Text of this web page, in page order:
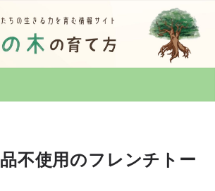
不使用のフレンチトー